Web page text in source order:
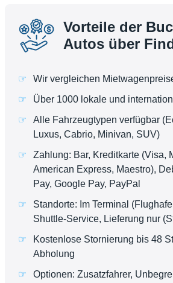
Vorteile der
Autos über
Wir vergleichen
Über 1000 lokale und
Alle Fahrzeugtypen verfügbar
Luxus, Cabrio, Minivan, SUV)
Zahlung: Bar, Kreditkarte (Visa,
American Express, Maestro),
Pay, Google Pay, PayPal
Standorte: Im Terminal
Shuttle-Service, Lieferung nur
Kostenlose Stornierung bis 48
Abholung
Optionen: Zusatzfahrer,